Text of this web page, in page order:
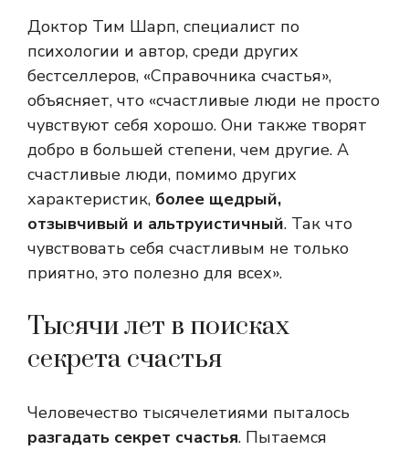
Доктор Тим Шарп, специалист по
психологии и автор, среди других
бестселлеров, «Справочника счастья»,
объясняет, что «счастливые люди не просто
чувствуют себя хорошо. Они также творят
добро в большей степени, чем другие. А
счастливые люди, помимо других
характеристик, более щедрый,
отзывчивый и альтруистичный. Так что
чувствовать себя счастливым не только
приятно, это полезно для всех».
Тысячи лет в поисках
секрета счастья
Человечество тысячелетиями пыталось
разгадать секрет счастья. Пытаемся